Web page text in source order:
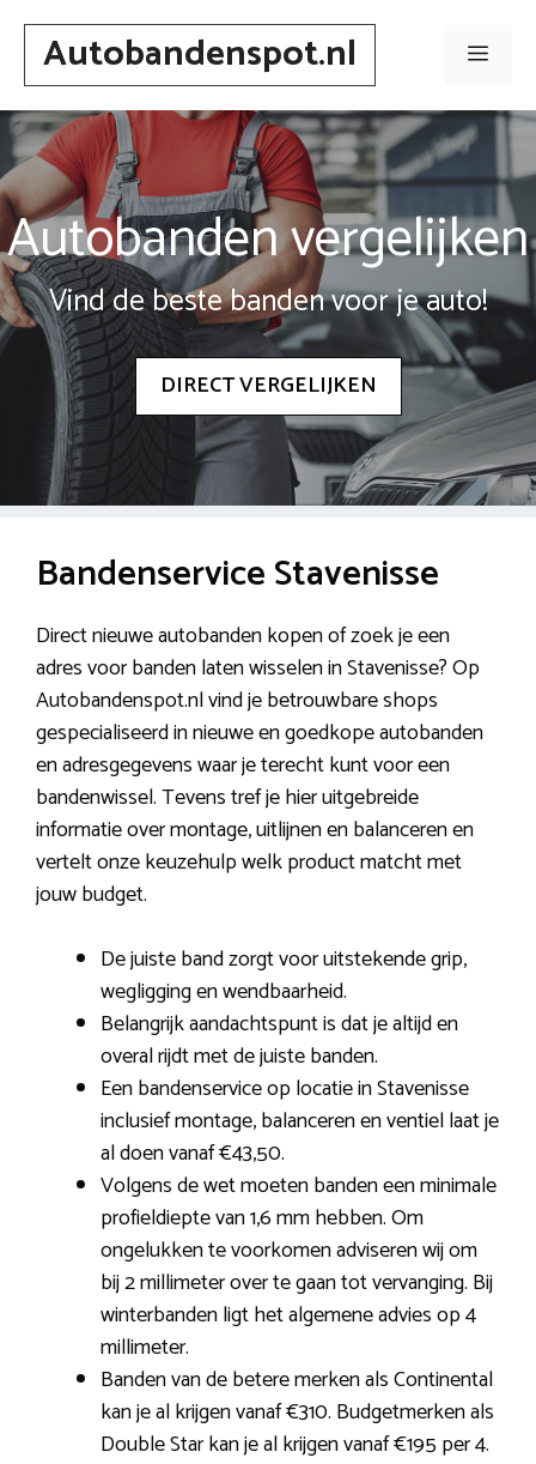
Spring
inhoudAutobandenspot.nl Menu
Autobanden vergelijken
Vind de beste banden voor je auto!
DIRECT VERGELIJKEN
Bandenservice Stavenisse
Direct nieuwe autobanden kopen of zoek je een
adres voor banden laten wisselen in Stavenisse? Op
Autobandenspot.nl vind je betrouwbare shops
gespecialiseerd in nieuwe en goedkope autobanden
en adresgegevens waar je terecht kunt voor een
bandenwissel. Tevens tref je hier uitgebreide
informatie over montage, uitlijnen en balanceren en
vertelt onze keuzehulp welk product matcht met
jouw budget.
De juiste band zorgt voor uitstekende grip,
wegligging en wendbaarheid.
Belangrijk aandachtspunt is dat je altijd en
overal rijdt met de juiste banden.
Een bandenservice op locatie in Stavenisse
inclusief montage, balanceren en ventiel laat je
al doen vanaf €43,50.
Volgens de wet moeten banden een minimale
profieldiepte van 1,6 mm hebben. Om
ongelukken te voorkomen adviseren wij om
bij 2 millimeter over te gaan tot vervanging. Bij
winterbanden ligt het algemene advies op 4
millimeter.
Banden van de betere merken als Continental
kan je al krijgen vanaf €310. Budgetmerken als
Double Star kan je al krijgen vanaf €195 per 4.